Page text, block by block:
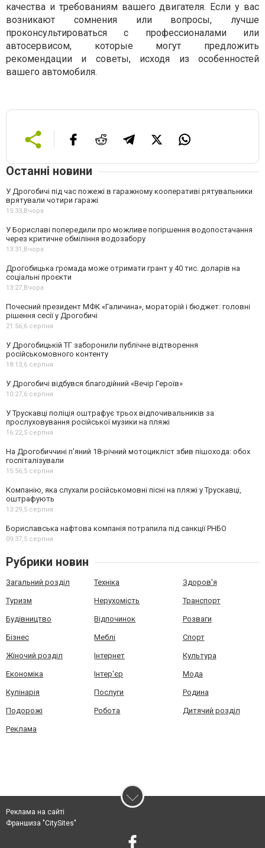
качества и требованиям вашего двигателя. Если у вас
возникают сомнения или вопросы, лучше
проконсультироваться с профессионалами или
автосервисом, которые могут предложить
рекомендации и советы, исходя из особенностей
вашего автомобиля.
Останні новини
У Дрогобичі під час пожежі в гаражному кооперативі рятувальники
врятували чотири гаражі
15:33, Вчора
У Бориславі попередили про можливе погіршення водопостачання
через критичне обміління водозабору
13:31, Вчора
Дрогобицька громада може отримати грант у 40 тис. доларів на
соціальні проєкти
13:27, Вчора
Почесний президент МФК «Галичина», мораторій і бюджет: головні
рішення сесії у Дрогобичі
21:56, 6 серпня
У Дрогобицькій ТГ заборонили публічне відтворення
російськомовного контенту
18:13, 6 серпня
У Дрогобичі відбувся благодійний «Вечір Героїв»
10:27, 6 серпня
У Трускавці поліція оштрафує трьох відпочивальників за
прослуховування російської музики на пляжі
16:22, 5 серпня
На Дрогобиччині п'яний 18-річний мотоцикліст збив пішохода: обох
госпіталізували
15:56, 5 серпня
Компанію, яка слухали російськомовні пісні на пляжі у Трускавці,
оштрафують
13:29, 5 серпня
Бориславська нафтова компанія потрапила під санкції РНБО
09:37, 5 серпня
Рубрики новин
Загальний розділ Техніка Здоров'я
Туризм Нерухомість Транспорт
Будівництво Відпочинок Розваги
Бізнес Меблі Спорт
Жіночий розділ Інтернет Культура
Економіка Інтер'єр Мода
Кулінарія Послуги Родина
Подорожі Робота Дитячий розділ
Реклама
Реклама на сайті
Франшиза "CitySites"